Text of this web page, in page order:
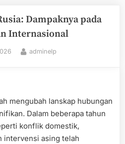
Dampaknya pada
Internasional
By
adminelp
mengubah lanskap hubungan
Dalam beberapa tahun
konflik domestik,
intervensi asing telah